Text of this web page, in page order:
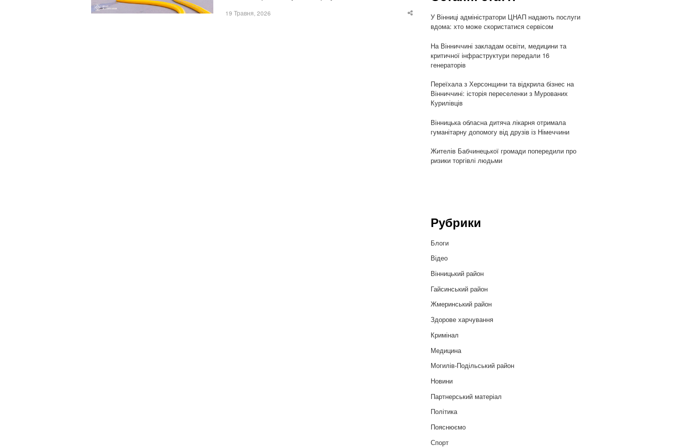
19 Травня, 2026
Share
У Вінниці адміністратори ЦНАП надають послуги
вдома: хто може скористатися сервісом
На Вінниччині закладам освіти, медицини та
критичної інфраструктури передали 16
генераторів
Переїхала з Херсонщини та відкрила бізнес на
Вінниччині: історія переселенки з Мурованих
Курилівців
Вінницька обласна дитяча лікарня отримала
гуманітарну допомогу від друзів із Німеччини
Жителів Бабчинецької громади попередили про
ризики торгівлі людьми
Рубрики
Блоги
Відео
Вінницький район
Гайсинський район
Жмеринський район
Здорове харчування
Кримінал
Медицина
Могилів-Подільський район
Новини
Партнерський матеріал
Політика
Пояснюємо
Спорт